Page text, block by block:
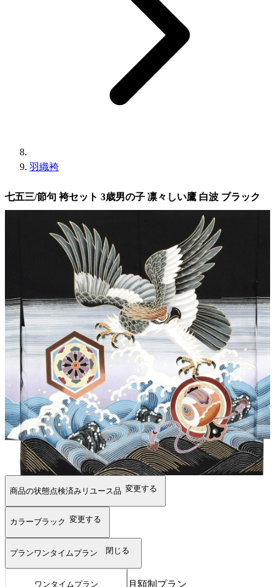
羽織袴
七五三/節句 袴セット 3歳男の子 凛々しい鷹 白波 ブラック
商品の状態点検済みリユース品 変更する
カラーブラック 変更する
プランワンタイムプラン 閉じる
ワンタイムプラン 月額制プラン